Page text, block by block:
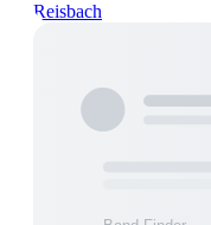
Reisbach